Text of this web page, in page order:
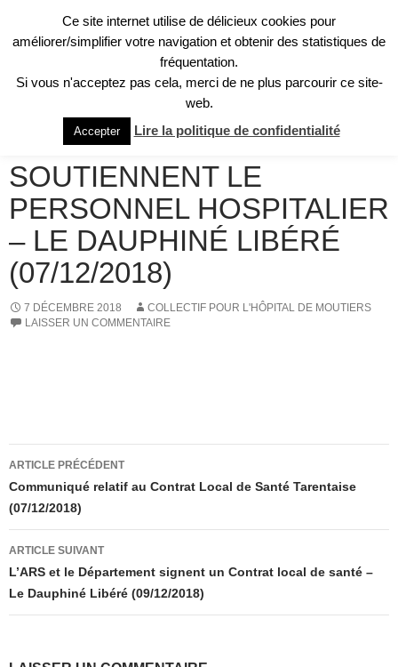
Collectif pour l'Hôpital de Moûtiers
LES GILETS JAUNES
SOUTIENNENT LE
PERSONNEL HOSPITALIER
– LE DAUPHINÉ LIBÉRÉ
(07/12/2018)
7 DÉCEMBRE 2018
COLLECTIF POUR L'HÔPITAL DE MOUTIERS
LAISSER UN COMMENTAIRE
Navigation
des
articles
ARTICLE PRÉCÉDENT
Communiqué relatif au Contrat Local de Santé Tarentaise
(07/12/2018)
ARTICLE SUIVANT
L’ARS et le Département signent un Contrat local de santé –
Le Dauphiné Libéré (09/12/2018)
Ce site internet utilise de délicieux cookies pour
améliorer/simplifier votre navigation et obtenir des statistiques de
fréquentation.
Si vous n'acceptez pas cela, merci de ne plus parcourir ce site-
web.
Accepter Lire la politique de confidentialité